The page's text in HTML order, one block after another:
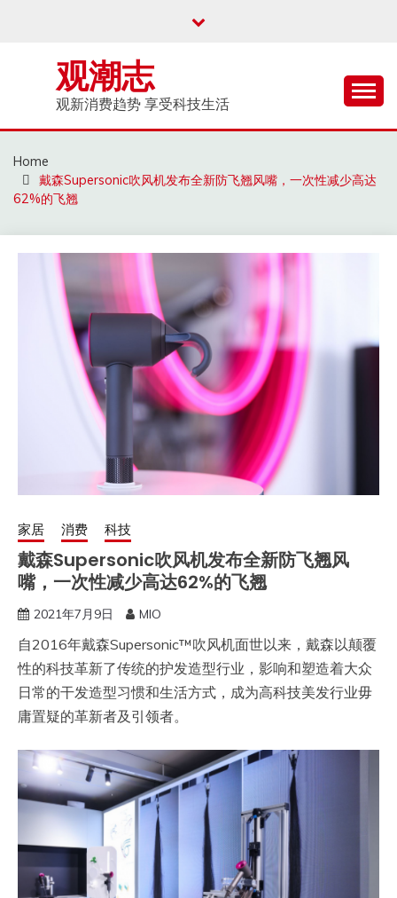
观潮志
观新消费趋势 享受科技生活
Home
戴森Supersonic吹风机发布全新防飞翘风嘴，一次性减少高达
62%的飞翘
家居 消费 科技
戴森Supersonic吹风机发布全新防飞翘风
嘴，一次性减少高达62%的飞翘
2021年7月9日 MIO
自2016年戴森Supersonic™吹风机面世以来，戴森以颠覆
性的科技革新了传统的护发造型行业，影响和塑造着大众
日常的干发造型习惯和生活方式，成为高科技美发行业毋
庸置疑的革新者及引领者。